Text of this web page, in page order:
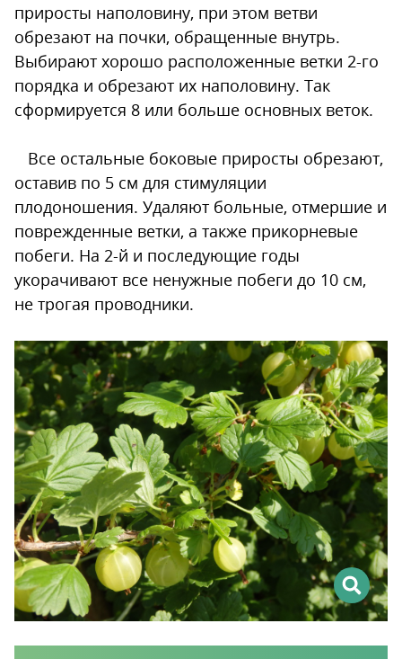
приросты наполовину, при этом ветви
обрезают на почки, обращенные внутрь.
Выбирают хорошо расположенные ветки 2-го
порядка и обрезают их наполовину. Так
сформируется 8 или больше основных веток.
Все остальные боковые приросты обрезают,
оставив по 5 см для стимуляции
плодоношения. Удаляют больные, отмершие и
поврежденные ветки, а также прикорневые
побеги. На 2-й и последующие годы
укорачивают все ненужные побеги до 10 см,
не трогая проводники.